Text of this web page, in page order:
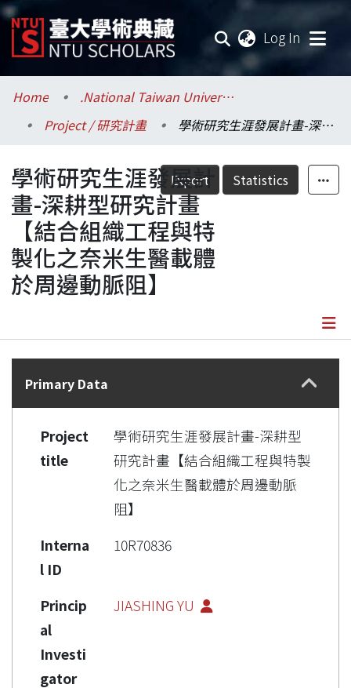
Log In
Communities & Collections
Research Outputs
Fundings & Projects
Researchers
Organizations
Statistics
Home
.National Taiwan University / 國立臺灣大學
Project / 研究計畫
學術研究生涯發展計畫-深耕型研究計畫【結合組織工程與特製化之奈米生醫載體於周邊動脈阻】
Export Statistics
學術研究生涯發展計
畫-深耕型研究計畫
【結合組織工程與特
製化之奈米生醫載體
於周邊動脈阻】
Details
Primary Data
Project
title
學術研究生涯發展計畫-深耕型
研究計畫【結合組織工程與特製
化之奈米生醫載體於周邊動脈
阻】
Interna
l ID
10R70836
Princip
al
Investi
gator
JIASHING YU